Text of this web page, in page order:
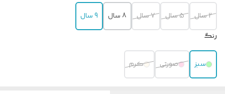
2 سال 5 سال 7 سال 8 سال
9 سال
رنگ
سبز صورتی کرم